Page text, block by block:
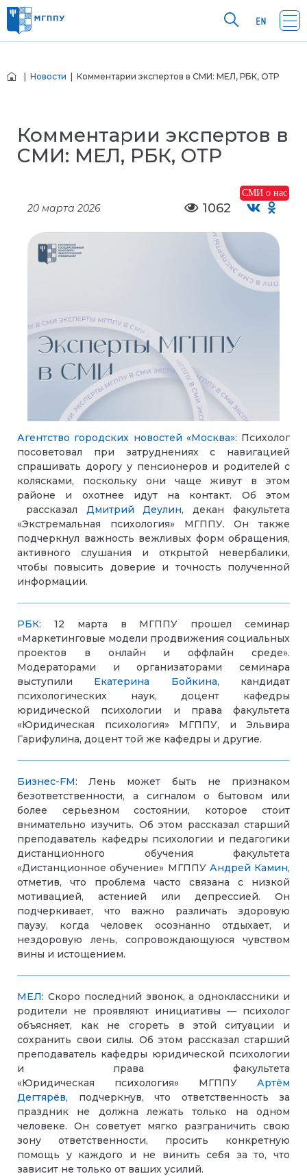
Новости | Комментарии экспертов в СМИ: МЕЛ, РБК, ОТР
Комментарии экспертов в
СМИ: МЕЛ, РБК, ОТР
СМИ о нас
20 марта 2026 1062
Агентство городских новостей «Москва»: Психолог
посоветовал при затруднениях с навигацией
спрашивать дорогу у пенсионеров и родителей с
колясками, поскольку они чаще живут в этом
районе и охотнее идут на контакт. Об этом
рассказал Дмитрий Деулин, декан факультета
«Экстремальная психология» МГППУ. Он также
подчеркнул важность вежливых форм обращения,
активного слушания и открытой невербалики,
чтобы повысить доверие и точность полученной
информации.
РБК: 12 марта в МГППУ прошел семинар
«Маркетинговые модели продвижения социальных
проектов в онлайн и оффлайн среде».
Модераторами и организаторами семинара
выступили Екатерина Бойкина, кандидат
психологических наук, доцент кафедры
юридической психологии и права факультета
«Юридическая психология» МГППУ, и Эльвира
Гарифулина, доцент той же кафедры и другие.
Бизнес-FM: Лень может быть не признаком
безответственности, а сигналом о бытовом или
более серьезном состоянии, которое стоит
внимательно изучить. Об этом рассказал старший
преподаватель кафедры психологии и педагогики
дистанционного обучения факультета
«Дистанционное обучение» МГППУ Андрей Камин,
отметив, что проблема часто связана с низкой
мотивацией, астенией или депрессией. Он
подчеркивает, что важно различать здоровую
паузу, когда человек осознанно отдыхает, и
нездоровую лень, сопровождающуюся чувством
вины и истощением.
МЕЛ: Скоро последний звонок, а одноклассники и
родители не проявляют инициативы — психолог
объясняет, как не сгореть в этой ситуации и
сохранить свои силы. Об этом рассказал старший
преподаватель кафедры юридической психологии
и права факультета
«Юридическая психология» МГППУ Артём
Дегтярёв, подчеркнув, что ответственность за
праздник не должна лежать только на одном
человеке. Он советует мягко разграничить свою
зону ответственности, просить конкретную
помощь у каждого и не винить себя за то, что
зависит не только от ваших усилий.